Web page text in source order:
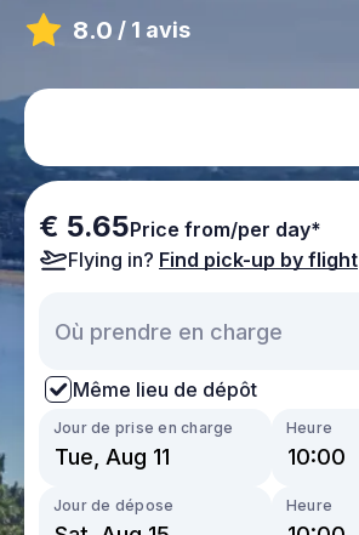
8.0 / 1 avis
€ 5.65Price from/per day*
Flying in? Find pick-up by flight
Même lieu de dépôt
Jour de prise en charge Heure
Jour de dépose Heure